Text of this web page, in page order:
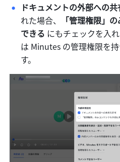
ドキュメントの外部への
れた場合、
「管理権限」
できる にもチェックを入
は Minutes の管理権限を
す。